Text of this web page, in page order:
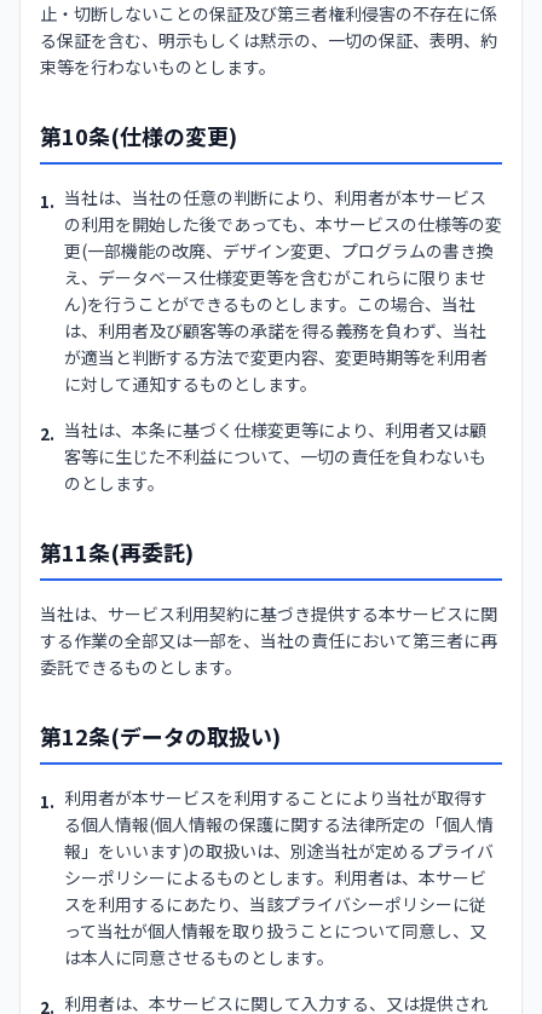
止・切断しないことの保証及び第三者権利侵害の不存在に係
る保証を含む、明示もしくは黙示の、一切の保証、表明、約
束等を行わないものとします。
第10条(仕様の変更)
1. 当社は、当社の任意の判断により、利用者が本サービス
の利用を開始した後であっても、本サービスの仕様等の変
更(一部機能の改廃、デザイン変更、プログラムの書き換
え、データベース仕様変更等を含むがこれらに限りませ
ん)を行うことができるものとします。この場合、当社
は、利用者及び顧客等の承諾を得る義務を負わず、当社
が適当と判断する方法で変更内容、変更時期等を利用者
に対して通知するものとします。
2. 当社は、本条に基づく仕様変更等により、利用者又は顧
客等に生じた不利益について、一切の責任を負わないも
のとします。
第11条(再委託)
当社は、サービス利用契約に基づき提供する本サービスに関
する作業の全部又は一部を、当社の責任において第三者に再
委託できるものとします。
第12条(データの取扱い)
1. 利用者が本サービスを利用することにより当社が取得す
る個人情報(個人情報の保護に関する法律所定の「個人情
報」をいいます)の取扱いは、別途当社が定めるプライバ
シーポリシーによるものとします。利用者は、本サービ
スを利用するにあたり、当該プライバシーポリシーに従
って当社が個人情報を取り扱うことについて同意し、又
は本人に同意させるものとします。
2. 利用者は、本サービスに関して入力する、又は提供され